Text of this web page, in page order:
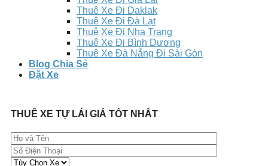
Thuê Xe Đi Daklak
Thuê Xe Đi Đà Lạt
Thuê Xe Đi Nha Trang
Thuê Xe Đi Bình Dương
Thuê Xe Đà Nẵng Đi Sài Gòn
Blog Chia Sẻ
Đặt Xe
THUÊ XE TỰ LÁI GIÁ TỐT NHẤT